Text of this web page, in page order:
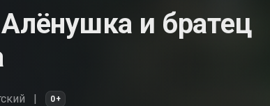
и братец
0+